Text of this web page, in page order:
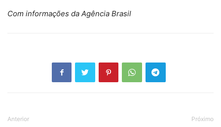
Com informações da Agência Brasil
Anterior Próximo